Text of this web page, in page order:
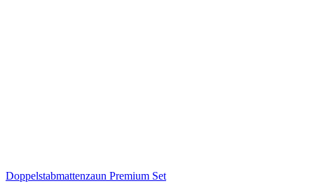
Doppelstabmattenzaun Premium Set